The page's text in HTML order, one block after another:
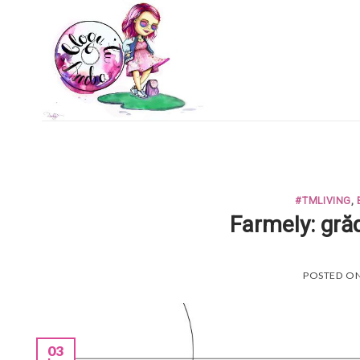
#TMLIVING,
Farmely:
POSTED
03